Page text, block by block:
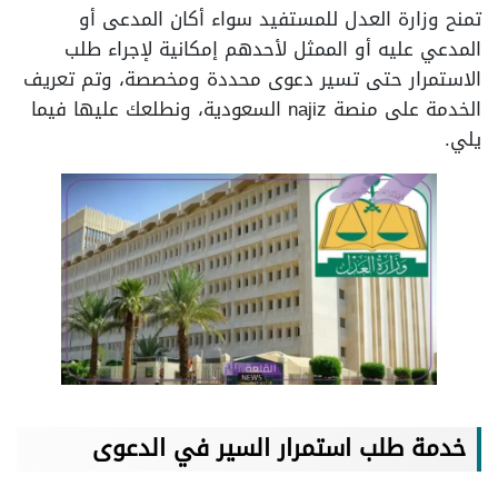
تمنح وزارة العدل للمستفيد سواء أكان المدعى أو
المدعي عليه أو الممثل لأحدهم إمكانية لإجراء طلب
الاستمرار حتى تسير دعوى محددة ومخصصة، وتم تعريف
الخدمة على منصة najiz السعودية، ونطلعك عليها فيما
يلي.
خدمة طلب استمرار السير في الدعوى